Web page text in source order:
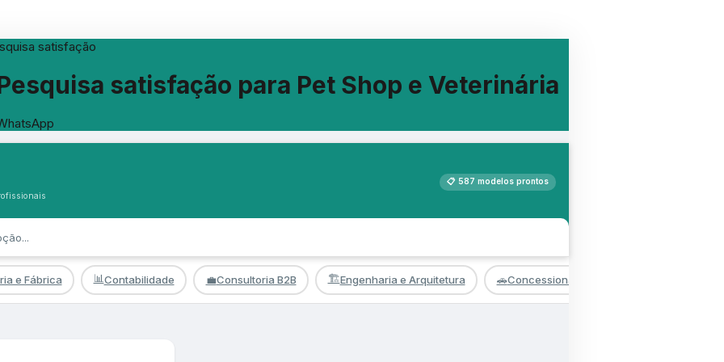
satisfação
satisfação para Pet Shop e Veterinária
📋 587 modelos prontos
e Fábrica 📊Contabilidade 💼Consultoria B2B 🏗️Engenharia e Arquitetura 🚗Concessionária e Oficina Auto